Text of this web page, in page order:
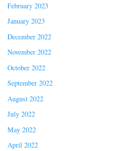
February 2023
January 2023
December 2022
November 2022
October 2022
September 2022
August 2022
July 2022
May 2022
April 2022